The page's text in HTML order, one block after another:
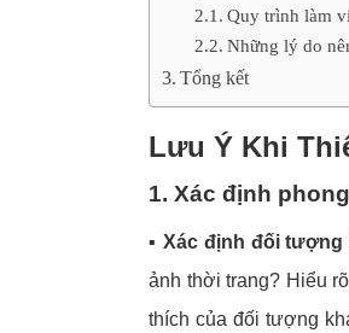
Quy trình làm
Những lý do
Tổng kết
Lưu Ý Khi
1. Xác định
▪️ Xác định đối tượng
ảnh thời trang? Hiểu
thích của đối tượng